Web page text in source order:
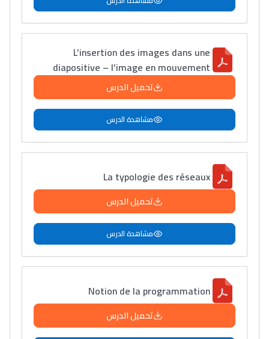
L’insertion des images dans une
diapositive – l’image en mouvement
تحميل الدرس
مشاهدة الدرس
La typologie des réseaux
تحميل الدرس
مشاهدة الدرس
Notion de la programmation
تحميل الدرس